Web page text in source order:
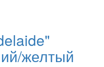
желтый